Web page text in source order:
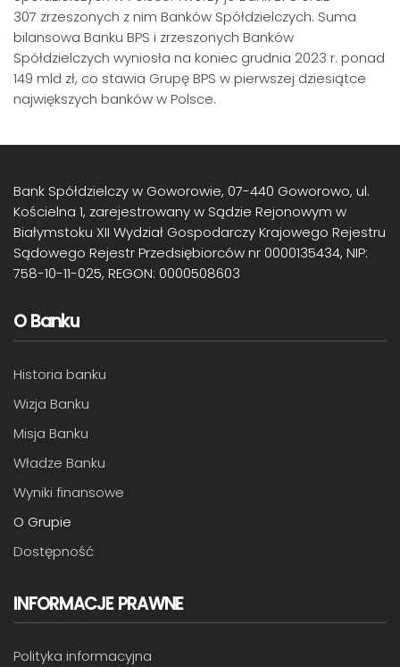
307 zrzeszonych z nim Banków Spółdzielczych. Suma
bilansowa Banku BPS i zrzeszonych Banków
Spółdzielczych wyniosła na koniec grudnia 2023 r. ponad
149 mld zł, co stawia Grupę BPS w pierwszej dziesiątce
największych banków w Polsce.
Bank Spółdzielczy w Goworowie, 07-440 Goworowo, ul.
Kościelna 1, zarejestrowany w Sądzie Rejonowym w
Białymstoku XII Wydział Gospodarczy Krajowego Rejestru
Sądowego Rejestr Przedsiębiorców nr 0000135434, NIP:
758-10-11-025, REGON: 0000508603
O Banku
Historia banku
Wizja Banku
Misja Banku
Władze Banku
Wyniki finansowe
O Grupie
Dostępność
INFORMACJE PRAWNE
Polityka informacyjna